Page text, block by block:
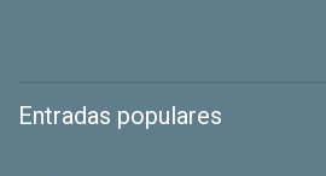
Entradas populares